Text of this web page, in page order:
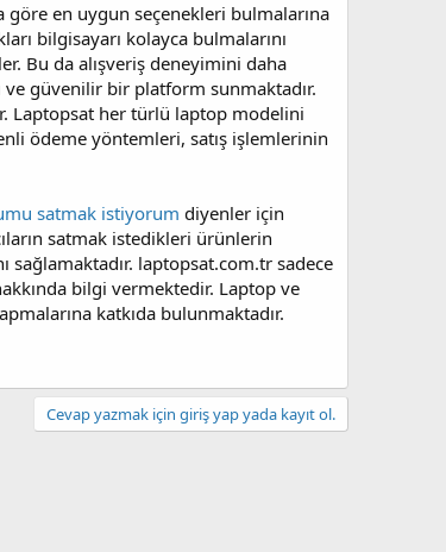
göre en uygun seçenekleri bulmalarına
bilgisayarı kolayca bulmalarını
Bu da alışveriş deneyimini daha
güvenilir bir platform sunmaktadır.
Laptopsat her türlü laptop modelini
ödeme yöntemleri, satış işlemlerinin
satmak istiyorum diyenler için
satmak istedikleri ürünlerin
sağlamaktadır. laptopsat.com.tr sadece
bilgi vermektedir. Laptop ve
katkıda bulunmaktadır.
Cevap yazmak için giriş yap yada kayıt ol.